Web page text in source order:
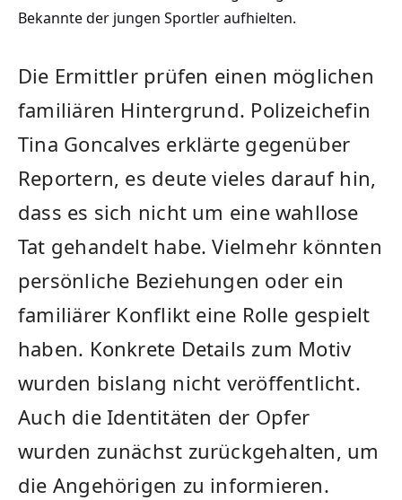
Bekannte der jungen Sportler aufhielten.
Die Ermittler prüfen einen möglichen
familiären Hintergrund. Polizeichefin
Tina Goncalves erklärte gegenüber
Reportern, es deute vieles darauf hin,
dass es sich nicht um eine wahllose
Tat gehandelt habe. Vielmehr könnten
persönliche Beziehungen oder ein
familiärer Konflikt eine Rolle gespielt
haben. Konkrete Details zum Motiv
wurden bislang nicht veröffentlicht.
Auch die Identitäten der Opfer
wurden zunächst zurückgehalten, um
die Angehörigen zu informieren.